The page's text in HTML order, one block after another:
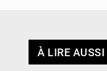
À LIRE AUSSI